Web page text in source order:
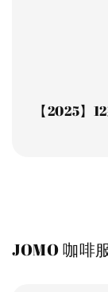
【2025】
JOMO 咖啡